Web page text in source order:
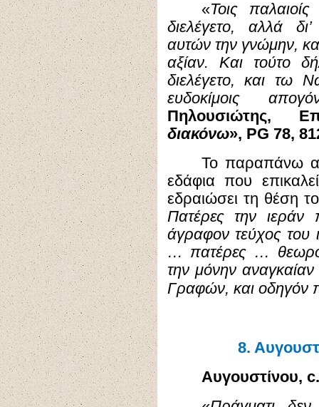
«Τοις
διελέγετο, αλλά
αυτών την γνώμην,
αξίαν. Και τούτο
διελέγετο, και τω
ευδοκίμοις
Πηλουσιώτης,
διακόνω», PG 78,
Το παραπάνω
εδάφια που
εδραιώσει τη θέση
Πατέρες την
άγραφον τεύχος του
… πατέρες …
την μόνην
Γραφών, και οδηγόν
8.
Αυγουστίνου, c